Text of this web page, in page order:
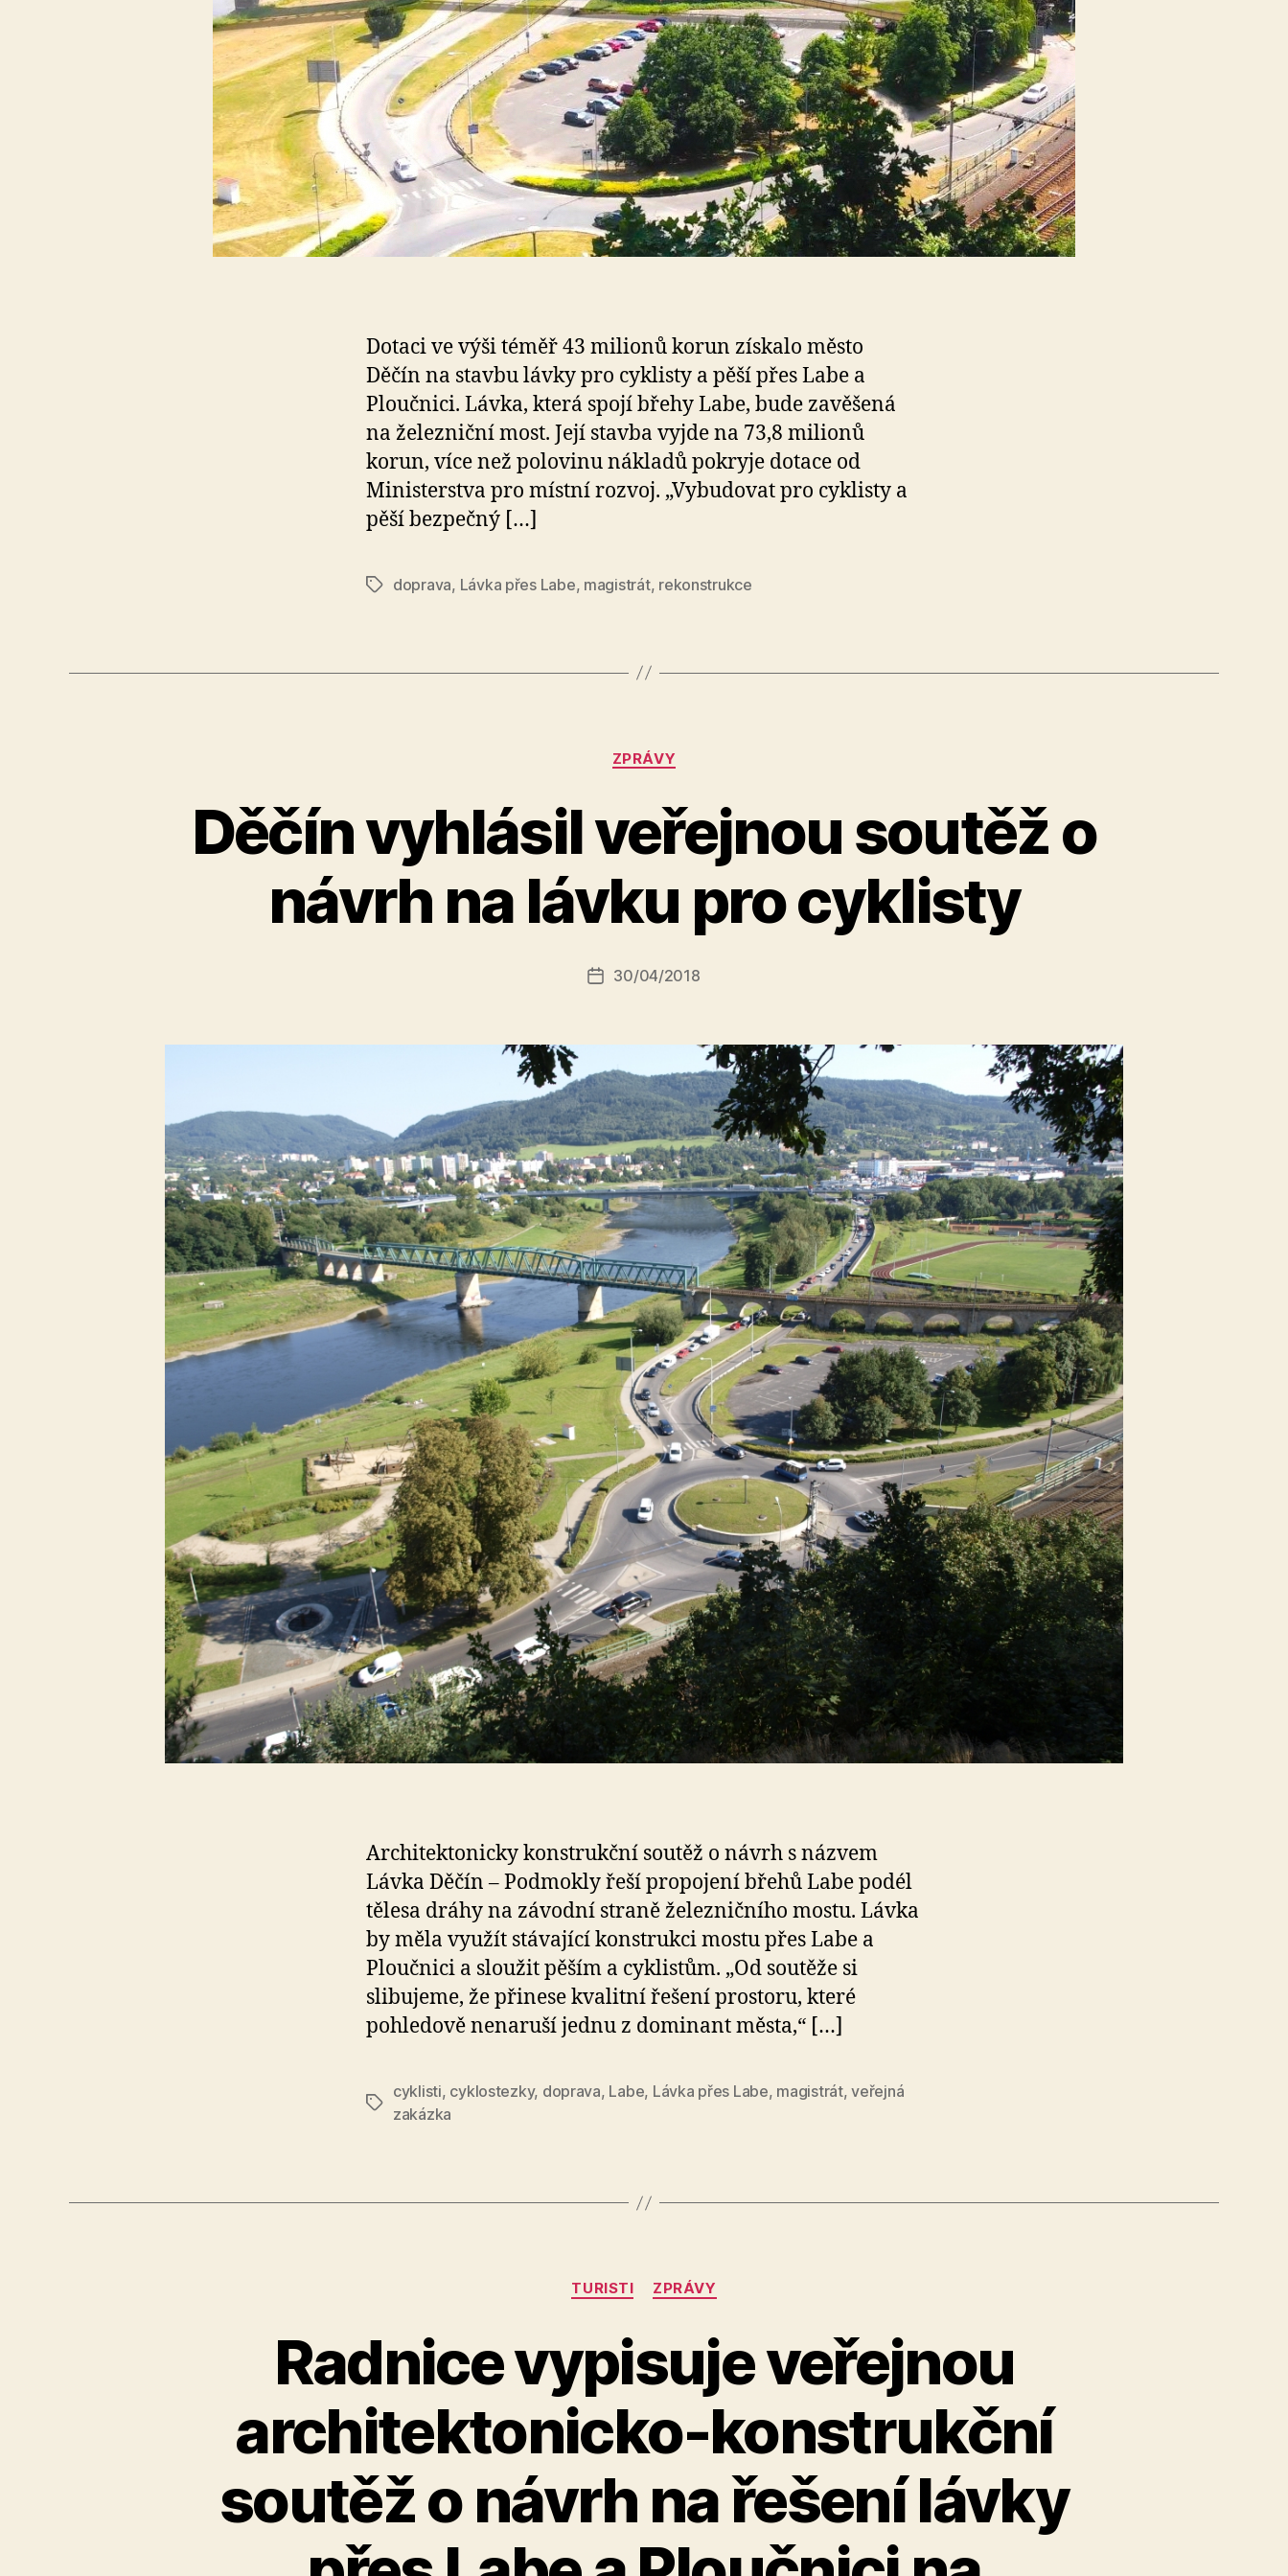
Dotaci ve výši téměř 43 milionů korun získalo město
Děčín na stavbu lávky pro cyklisty a pěší přes Labe a
Ploučnici. Lávka, která spojí břehy Labe, bude zavěšená
na železniční most. Její stavba vyjde na 73,8 milionů
korun, více než polovinu nákladů pokryje dotace od
Ministerstva pro místní rozvoj. „Vybudovat pro cyklisty a
pěší bezpečný […]
Štítkydoprava, Lávka přes Labe, magistrát, rekonstrukce
Rubriky
ZPRÁVY
Děčín vyhlásil veřejnou soutěž o
návrh na lávku pro cyklisty
Autor
a
s
o
Datum
30/04/2018
Architektonicky konstrukční soutěž o návrh s názvem
Lávka Děčín – Podmokly řeší propojení břehů Labe podél
tělesa dráhy na závodní straně železničního mostu. Lávka
by měla využít stávající konstrukci mostu přes Labe a
Ploučnici a sloužit pěším a cyklistům. „Od soutěže si
slibujeme, že přinese kvalitní řešení prostoru, které
pohledově nenaruší jednu z dominant města,“ […]
Štítky
cyklisti, cyklostezky, doprava, Labe, Lávka přes Labe, magistrát,veřejná
zakázka
Rubriky
TURISTI ZPRÁVY
Radnice vypisuje veřejnou
architektonicko-konstrukční
soutěž o návrh na řešení lávky